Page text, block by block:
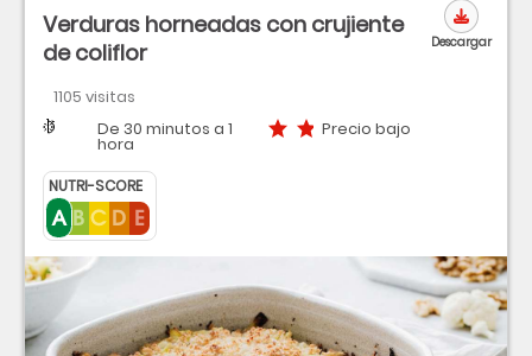
Verduras horneadas con crujiente
de coliflor
1105 visitas
Dificultad
Tiempo De 30 minutos a 1
hora
Precio bajo Precio bajo
NUTRI-SCORE
Descargar